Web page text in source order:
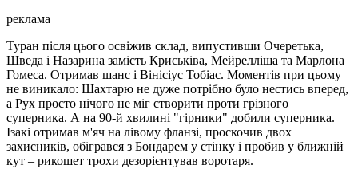
реклама
Туран після цього освіжив склад, випустивши Очеретька,
Шведа і Назарина замість Криськіва, Мейрелліша та Марлона
Гомеса. Отримав шанс і Вінісіус Тобіас. Моментів при цьому
не виникало: Шахтарю не дуже потрібно було нестись вперед,
а Рух просто нічого не міг створити проти грізного
суперника. А на 90-й хвилині "гірники" добили суперника.
Ізакі отримав м'яч на лівому фланзі, проскочив двох
захисників, обігрався з Бондарем у стінку і пробив у ближній
кут – рикошет трохи дезорієнтував воротаря.